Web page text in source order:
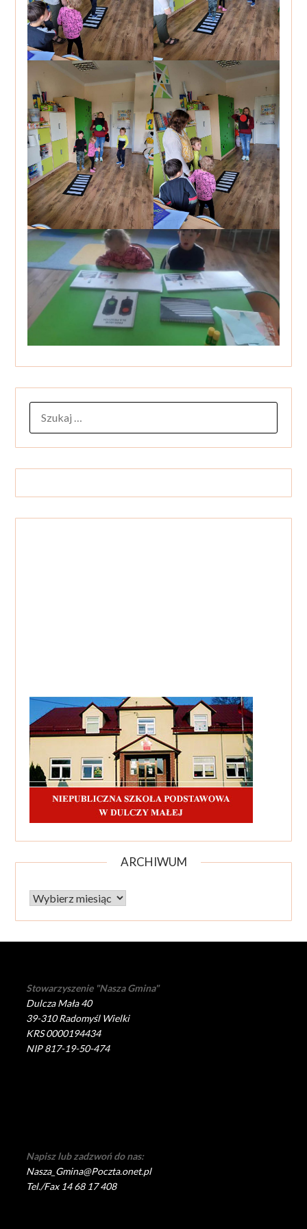
ARCHIWUM
Archiwum
Stowarzyszenie "Nasza Gmina"
Dulcza Mała 40
39-310 Radomyśl Wielki
KRS 0000194434
NIP 817-19-50-474
Napisz lub zadzwoń do nas:
Nasza_Gmina@Poczta.onet.pl
Tel./Fax 14 68 17 408